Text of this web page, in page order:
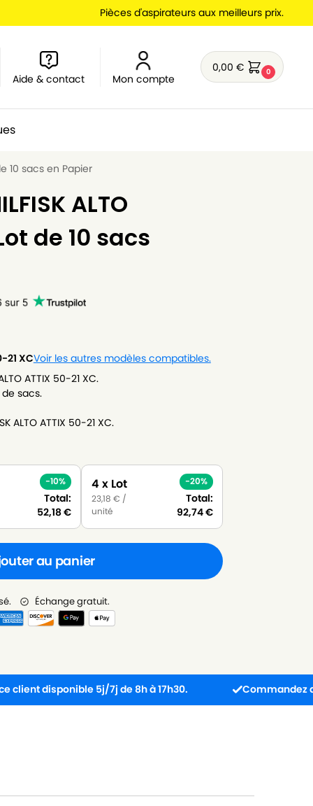
Pièces d'aspirateurs aux meilleurs prix.
Aide & contact Mon compte
0,00€ 0
10 sacs en Papier
ALTO
de 10 sacs
21 XCVoir les autres modèles compatibles.
ATTIX 50-21 XC.
sacs.
ALTO ATTIX 50-21 XC.
-10%
Total:
52,18€
4 x Lot
23,18 € /
unité
-20%
Total:
92,74€
au panier
Échange gratuit.
5j/7j de 8h à 17h30. Commandez avant